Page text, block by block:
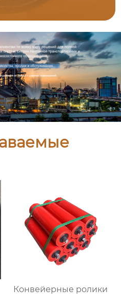
Конвейерные ролики